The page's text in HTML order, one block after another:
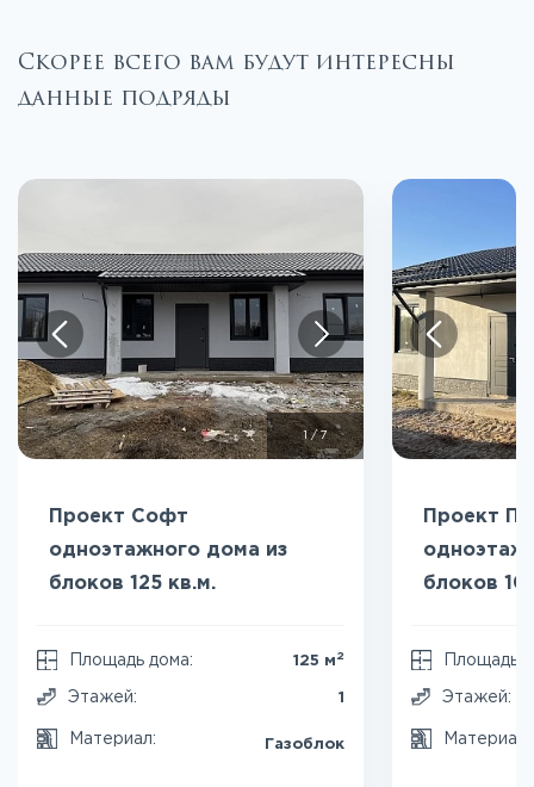
Скорее всего вам будут интересны
данные подряды
1/7
Проект Софт
одноэтажного дома из
блоков 125 кв.м.
Площадь дома: 125 м 2
Этажей: 1
Материал: Газоблок
Проект
блоков
Площадь
Этажей:
Материал: